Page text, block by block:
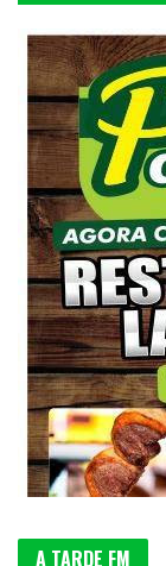
A TARDE FM